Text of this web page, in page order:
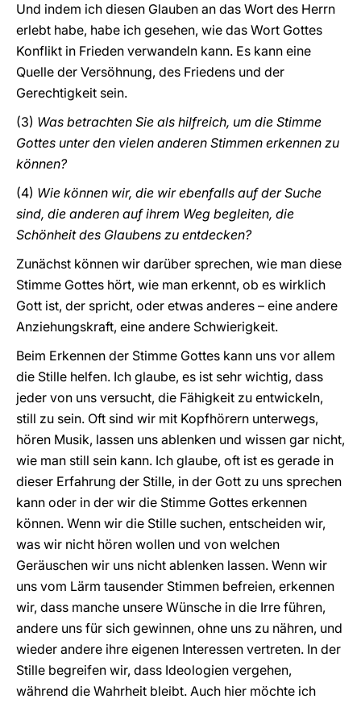
Und indem ich diesen Glauben an das Wort des Herrn
erlebt habe, habe ich gesehen, wie das Wort Gottes
Konflikt in Frieden verwandeln kann. Es kann eine
Quelle der Versöhnung, des Friedens und der
Gerechtigkeit sein.
(3) Was betrachten Sie als hilfreich, um die Stimme
Gottes unter den vielen anderen Stimmen erkennen zu
können?
(4) Wie können wir, die wir ebenfalls auf der Suche
sind, die anderen auf ihrem Weg begleiten, die
Schönheit des Glaubens zu entdecken?
Zunächst können wir darüber sprechen, wie man diese
Stimme Gottes hört, wie man erkennt, ob es wirklich
Gott ist, der spricht, oder etwas anderes – eine andere
Anziehungskraft, eine andere Schwierigkeit.
Beim Erkennen der Stimme Gottes kann uns vor allem
die Stille helfen. Ich glaube, es ist sehr wichtig, dass
jeder von uns versucht, die Fähigkeit zu entwickeln,
still zu sein. Oft sind wir mit Kopfhörern unterwegs,
hören Musik, lassen uns ablenken und wissen gar nicht,
wie man still sein kann. Ich glaube, oft ist es gerade in
dieser Erfahrung der Stille, in der Gott zu uns sprechen
kann oder in der wir die Stimme Gottes erkennen
können. Wenn wir die Stille suchen, entscheiden wir,
was wir nicht hören wollen und von welchen
Geräuschen wir uns nicht ablenken lassen. Wenn wir
uns vom Lärm tausender Stimmen befreien, erkennen
wir, dass manche unsere Wünsche in die Irre führen,
andere uns für sich gewinnen, ohne uns zu nähren, und
wieder andere ihre eigenen Interessen vertreten. In der
Stille begreifen wir, dass Ideologien vergehen,
während die Wahrheit bleibt. Auch hier möchte ich